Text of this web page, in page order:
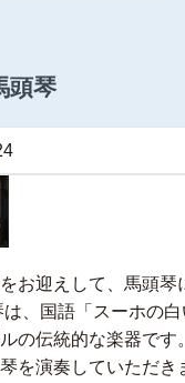
頭琴
お迎えして、馬頭琴
は、国語「スーホの
の伝統的な楽器です
を演奏していただき